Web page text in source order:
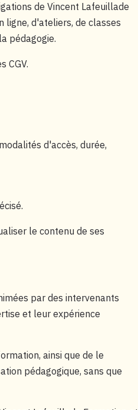
de Vincent Lafeuillade
ligne, d'ateliers, de classes
pédagogie.
CGV.
d'accès, durée,
le contenu de ses
par des intervenants
et leur expérience
ainsi que de le
pédagogique, sans que